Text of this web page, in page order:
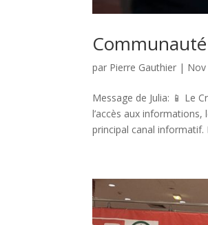
par Pierre Gauthier | Nov
Message de Julia: 📱 Le
l’accès aux
principal canal informatif.